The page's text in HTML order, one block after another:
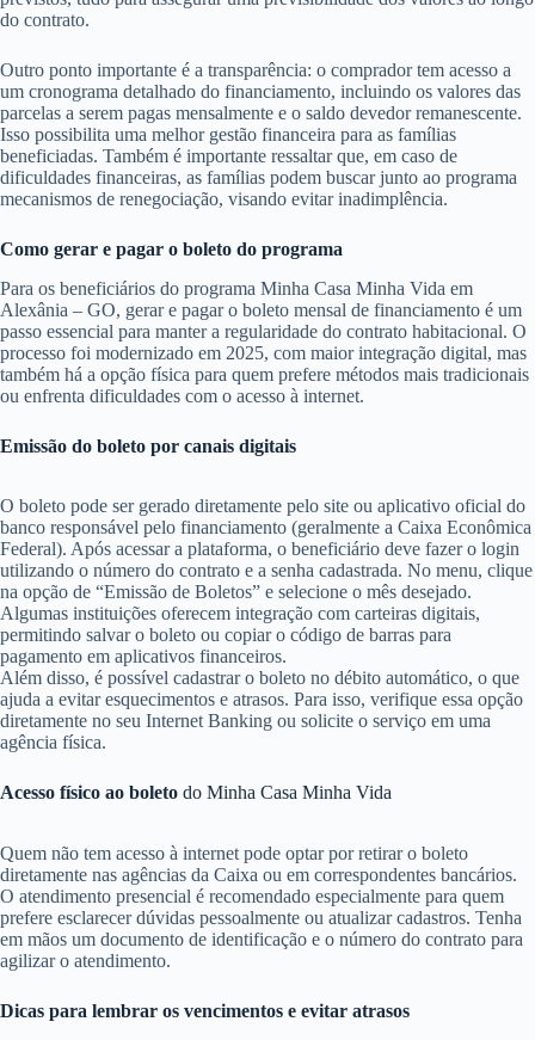
do contrato.
Outro ponto importante é a transparência: o comprador tem acesso a
um cronograma detalhado do financiamento, incluindo os valores das
parcelas a serem pagas mensalmente e o saldo devedor remanescente.
Isso possibilita uma melhor gestão financeira para as famílias
beneficiadas. Também é importante ressaltar que, em caso de
dificuldades financeiras, as famílias podem buscar junto ao programa
mecanismos de renegociação, visando evitar inadimplência.
Como gerar e pagar o boleto do programa
Para os beneficiários do programa Minha Casa Minha Vida em
Alexânia – GO, gerar e pagar o boleto mensal de financiamento é um
passo essencial para manter a regularidade do contrato habitacional. O
processo foi modernizado em 2025, com maior integração digital, mas
também há a opção física para quem prefere métodos mais tradicionais
ou enfrenta dificuldades com o acesso à internet.
Emissão do boleto por canais digitais
O boleto pode ser gerado diretamente pelo site ou aplicativo oficial do
banco responsável pelo financiamento (geralmente a Caixa Econômica
Federal). Após acessar a plataforma, o beneficiário deve fazer o login
utilizando o número do contrato e a senha cadastrada. No menu, clique
na opção de “Emissão de Boletos” e selecione o mês desejado.
Algumas instituições oferecem integração com carteiras digitais,
permitindo salvar o boleto ou copiar o código de barras para
pagamento em aplicativos financeiros.
Além disso, é possível cadastrar o boleto no débito automático, o que
ajuda a evitar esquecimentos e atrasos. Para isso, verifique essa opção
diretamente no seu Internet Banking ou solicite o serviço em uma
agência física.
Acesso físico ao boleto do Minha Casa Minha Vida
Quem não tem acesso à internet pode optar por retirar o boleto
diretamente nas agências da Caixa ou em correspondentes bancários.
O atendimento presencial é recomendado especialmente para quem
prefere esclarecer dúvidas pessoalmente ou atualizar cadastros. Tenha
em mãos um documento de identificação e o número do contrato para
agilizar o atendimento.
Dicas para lembrar os vencimentos e evitar atrasos